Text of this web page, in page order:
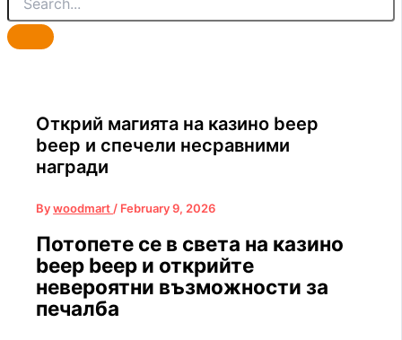
Открий магията на казино beep
beep и спечели несравними
награди
Bywoodmart / February 9, 2026
Потопете се в света на казино
beep beep и открийте
невероятни възможности за
печалба